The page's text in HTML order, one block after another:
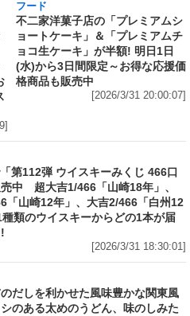
フード
不二家洋菓子店の「プレミアムシ
ョートケーキ」＆「プレミアムチ
ョコ生ケーキ」が半額! 明日1日
(水)から3日間限定～お得な応援価
格商品も販売中
[2026/3/31 20:00:07]
第112弾 ウイスキーみくじ 466口
中 超大吉1/466「山崎18年」、
「山崎12年」、大吉2/466「白州12
類のウイスキーからどの1本が届
[2026/3/31 18:30:01]
だしを利かせた風味豊かな関東風
のある太めのうどん、味のしみた